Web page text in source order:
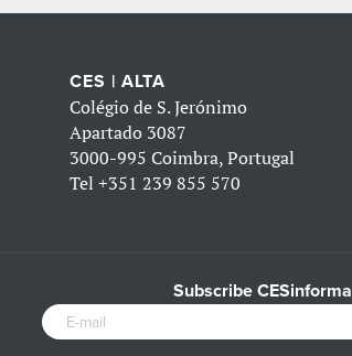
CES | ALTA
Colégio de S. Jerónimo
Apartado 3087
3000-995 Coimbra, Portugal
Tel+351 239 855 570
Subscribe CESinforma